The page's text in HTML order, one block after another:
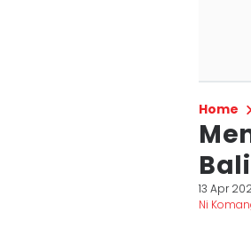
Home
13 Apr
Ni